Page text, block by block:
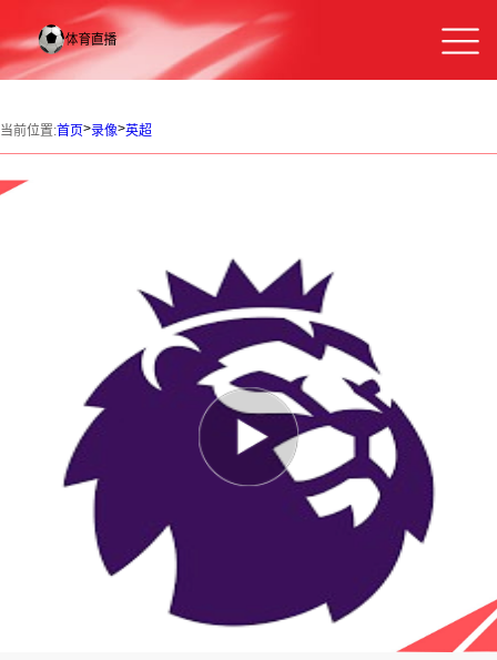
当前位置:首页>录像>英超